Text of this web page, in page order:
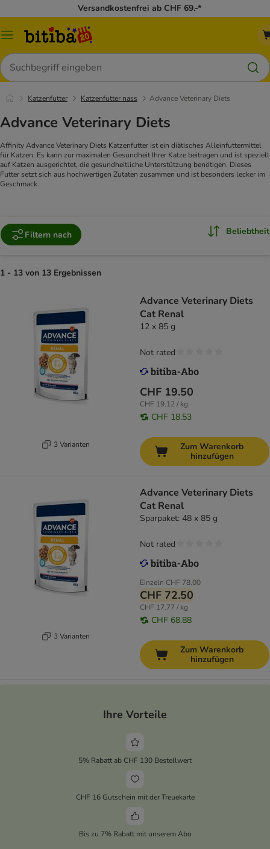
Versandkostenfrei ab CHF 69.-*
Menü
Suchen
Katzenfutter Katzenfutter nass Advance Veterinary Diets
Advance Veterinary Diets
Affinity Advance Veterinary Diets Katzenfutter ist ein diätisches Alleinfuttermittel
für Katzen. Es kann zur maximalen Gesundheit Ihrer Katze beitragen und ist speziell
auf Katzen ausgerichtet, die gesundheitliche Unterstützung benötigen. Dieses
Futter setzt sich aus hochwertigen Zutaten zusammen und ist besonders lecker im
Geschmack.
Filtern nach Beliebtheit
1 - 13 von 13 Ergebnissen
3 Varianten
Advance Veterinary Diets
Cat Renal
12 x 85 g
CHF 19.50
CHF 19.12 / kg
CHF 18.53
Not rated
Zum Warenkorb
hinzufügen
3 Varianten
Advance Veterinary Diets
Cat Renal
Sparpaket: 48 x 85 g
Einzeln CHF 78.00
CHF 72.50
CHF 17.77 / kg
CHF 68.88
Not rated
Zum Warenkorb
hinzufügen
Ihre Vorteile
5% Rabatt ab CHF 130 Bestellwert
CHF 16 Gutschein mit der Treuekarte
Bis zu 7% Rabatt mit unserem Abo